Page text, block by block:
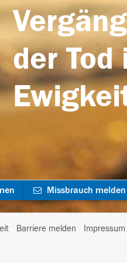
der
Missbrauch melden
Barriere melden Impressum